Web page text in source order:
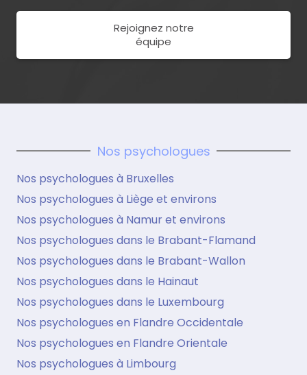
Rejoignez notre
équipe
Nos psychologues
Nos psychologues à Bruxelles
Nos psychologues à Liège et environs
Nos psychologues à Namur et environs
Nos psychologues dans le Brabant-Flamand
Nos psychologues dans le Brabant-Wallon
Nos psychologues dans le Hainaut
Nos psychologues dans le Luxembourg
Nos psychologues en Flandre Occidentale
Nos psychologues en Flandre Orientale
Nos psychologues à Limbourg